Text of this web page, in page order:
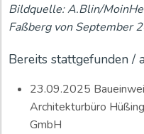
Bildquelle: A.Blin/
Faßberg von September
Bereits stattgefunden /
23.09.2025
Architekturbüro
GmbH